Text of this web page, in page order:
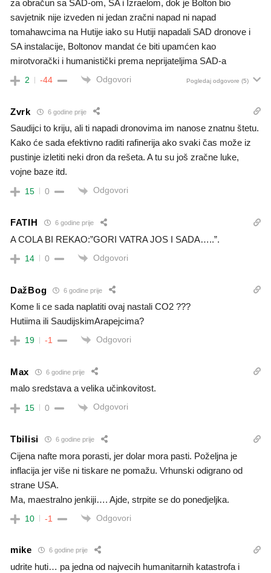
za obračun sa SAD-om, SA i Izraelom, dok je Bolton bio
savjetnik nije izveden ni jedan zračni napad ni napad
tomahawcima na Hutije iako su Hutiji napadali SAD dronove i
SA instalacije, Boltonov mandat će biti upamćen kao
mirotvorački i humanistički prema neprijateljima SAD-a
2 -44 Odgovori Pogledaj odgovore (5)
Zvrk 6 godine prije
Saudijci to kriju, ali ti napadi dronovima im nanose znatnu štetu.
Kako će sada efektivno raditi rafinerija ako svaki čas može iz
pustinje izletiti neki dron da rešeta. A tu su još zračne luke,
vojne baze itd.
15 0 Odgovori
FATIH 6 godine prije
A COLA BI REKAO:”GORI VATRA JOS I SADA…..”.
14 0 Odgovori
DažBog 6 godine prije
Kome li ce sada naplatiti ovaj nastali CO2 ???
Hutiima ili SaudijskimArapejcima?
19 -1 Odgovori
Max 6 godine prije
malo sredstava a velika učinkovitost.
15 0 Odgovori
Tbilisi 6 godine prije
Cijena nafte mora porasti, jer dolar mora pasti. Poželjna je
inflacija jer više ni tiskare ne pomažu. Vrhunski odigrano od
strane USA.
Ma, maestralno jenkiji…. Ajde, strpite se do ponedjeljka.
10 -1 Odgovori
mike 6 godine prije
udrite huti… pa jedna od najvecih humanitarnih katastrofa i